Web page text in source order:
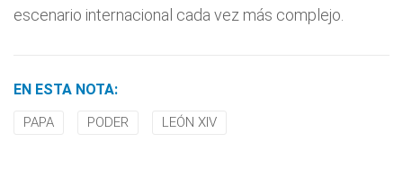
escenario internacional cada vez más complejo.
EN ESTA NOTA:
PAPA PODER LEÓN XIV